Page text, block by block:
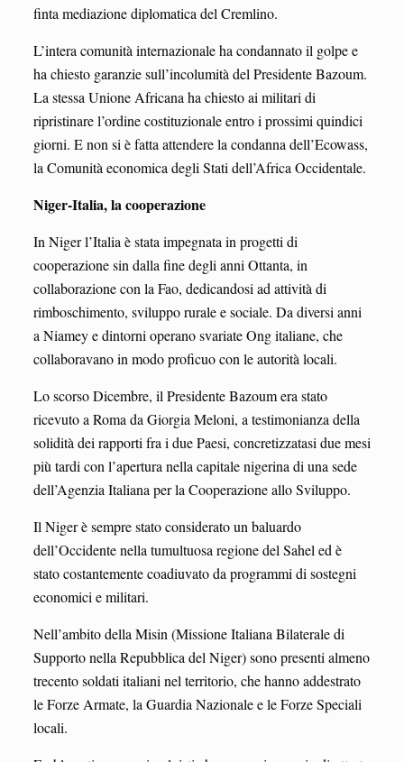
finta mediazione diplomatica del Cremlino.
L’intera comunità internazionale ha condannato il golpe e
ha chiesto garanzie sull’incolumità del Presidente Bazoum.
La stessa Unione Africana ha chiesto ai militari di
ripristinare l’ordine costituzionale entro i prossimi quindici
giorni. E non si è fatta attendere la condanna dell’Ecowass,
la Comunità economica degli Stati dell’Africa Occidentale.
Niger-Italia, la cooperazione
In Niger l’Italia è stata impegnata in progetti di
cooperazione sin dalla fine degli anni Ottanta, in
collaborazione con la Fao, dedicandosi ad attività di
rimboschimento, sviluppo rurale e sociale. Da diversi anni
a Niamey e dintorni operano svariate Ong italiane, che
collaboravano in modo proficuo con le autorità locali.
Lo scorso Dicembre, il Presidente Bazoum era stato
ricevuto a Roma da Giorgia Meloni, a testimonianza della
solidità dei rapporti fra i due Paesi, concretizzatasi due mesi
più tardi con l’apertura nella capitale nigerina di una sede
dell’Agenzia Italiana per la Cooperazione allo Sviluppo.
Il Niger è sempre stato considerato un baluardo
dell’Occidente nella tumultuosa regione del Sahel ed è
stato costantemente coadiuvato da programmi di sostegni
economici e militari.
Nell’ambito della Misin (Missione Italiana Bilaterale di
Supporto nella Repubblica del Niger) sono presenti almeno
trecento soldati italiani nel territorio, che hanno addestrato
le Forze Armate, la Guardia Nazionale e le Forze Speciali
locali.